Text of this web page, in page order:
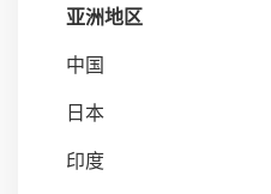
亚洲地区
中国
日本
印度